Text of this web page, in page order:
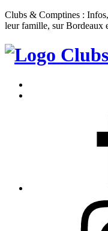
Clubs & Comptines :
leur famille, sur Bordeaux
Clubs
Comptines